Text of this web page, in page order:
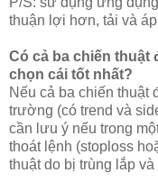
thuận lợi hơn, tải và
Có cả ba chiến thuật
chọn cái tốt nhất?
Nếu cả ba chiến thuật
trường (có trend và
cần lưu ý nếu trong
thoát lệnh (stoploss
thuật do bị trùng lắp và